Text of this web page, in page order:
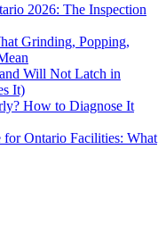
2026: The Inspection
Grinding, Popping,
Will Not Latch in
It)
How to Diagnose It
Ontario Facilities: What